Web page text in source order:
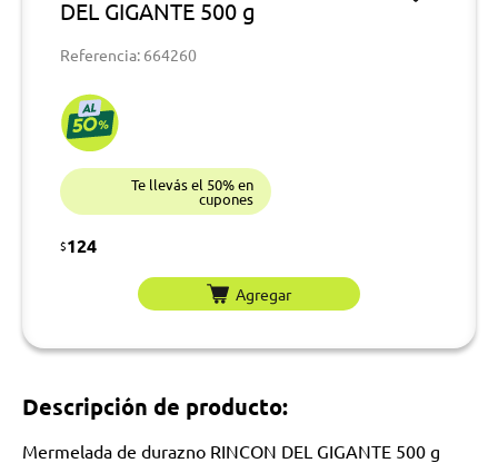
DEL GIGANTE 500 g
Referencia: 664260
Te llevás el 50% en
cupones
$124
Agregar
Descripción de producto:
Mermelada de durazno RINCON DEL GIGANTE 500 g